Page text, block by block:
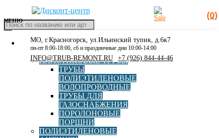
(0)
Поиск
товаров
МЕНЮ
КАТАЛОГ
РАСПРОДАЖА
ПЛАСТИКОВЫЕ ТРУБЫ
ТРУБЫ
ПОЛИЭТИЛЕНОВЫЕ
ВОДОПРОВОДНЫЕ
ТРУБЫ ДЛЯ
ГАЗОСНАБЖЕНИЯ
ПОРОЛОНОВЫЕ
ПОРШНИ
ПОЛИЭТИЛЕНОВЫЕ
МО, г.Красногорск, ул.Ильинский тупик, д.6к7
пн-пт 8:00-18:00, сб и праздничные дни 10:00-14:00
INFO@TRUB-REMONT.RU +7 (926) 844-44-46
Главная »ГОСТ Р 58121.3-2018 (ИСО 4437-3:2014)
ГОСТ Р 58121.3-2018 (ИСО
4437-3:2014)
AVIS